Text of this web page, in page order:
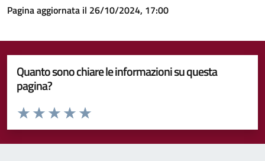
Pagina aggiornata il 26/10/2024, 17:00
Quanto sono chiare le informazioni su questa
pagina?
Valuta da 1 a 5 stelle la pagina
Valuta 5 stelle su 5
Valuta 4 stelle su 5
Valuta 3 stelle su 5
Valuta 2 stelle su 5
Valuta 1 stelle su 5